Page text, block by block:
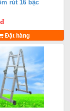
rút 16 bậc
đ
Đặt hàng